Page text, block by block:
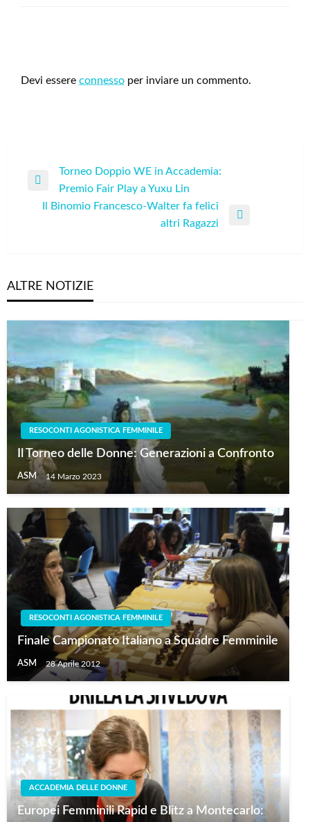
Devi essere connesso per inviare un commento.
Navigazione
articoli
Previous
Post
Torneo Doppio WE in Accademia:
Premio Fair Play a Yuxu Lin
Il Binomio Francesco-Walter fa felici
altri Ragazzi
ALTRE NOTIZIE
RESOCONTI AGONISTICA FEMMINILE
Il Torneo delle Donne: Generazioni a Confronto
ASM 14 Marzo 2023
RESOCONTI AGONISTICA FEMMINILE
Finale Campionato Italiano a Squadre Femminile
ASM 28 Aprile 2012
ACCADEMIA DELLE DONNE
Europei Femminili Rapid e Blitz a Montecarlo: